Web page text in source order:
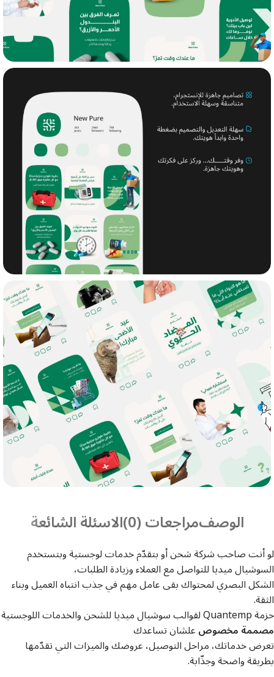
الوصفمراجعات (0) الاسئلة الشائعة
لو أنت صاحب شركة شحن أو بتقدّم خدمات لوجستية وبتستخدم
السوشيال ميديا للتواصل مع العملاء وزيادة الطلبات،
الشكل البصري لمحتواك بقى عامل مهم في جذب انتباه العميل وبناء
الثقة.
حزمة Quantemp لقوالب سوشيال ميديا للشحن والخدمات اللوجستية
مصممة مخصوصعلشان تساعدك
تعرض خدماتك، مراحل التوصيل، عروضك والميزات التي تقدّمها
بطريقة واضحة وجذّابة.